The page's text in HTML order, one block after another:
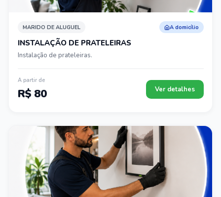
MARIDO DE ALUGUEL A domicílio
INSTALAÇÃO DE PRATELEIRAS
Instalação de prateleiras.
A partir de
R$ 80 Ver detalhes